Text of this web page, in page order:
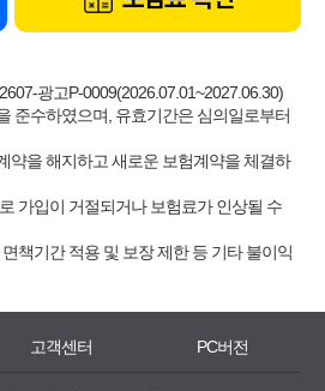
광고P-0009(2026.07.01~2027.06.30)
준수하였으며, 유효기간은 심의일로부터
약을 해지하고 새로운 보험계약을 체결하
가입이 거절되거나 보험료가 인상될 수
책기간 적용 및 보장 제한 등 기타 불이익
고객센터 PC버전